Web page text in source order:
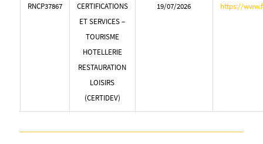
RNCP37867
CERTIFICATIONS
ET SERVICES –
TOURISME
HOTELLERIE
RESTAURATION
LOISIRS
(CERTIDEV)
19/07/2026 https://